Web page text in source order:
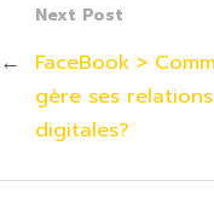
Next Post
←
FaceBook >
gère ses
digitales?